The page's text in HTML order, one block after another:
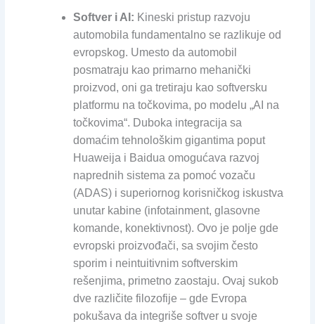
Softver i AI: Kineski pristup razvoju
automobila fundamentalno se razlikuje od
evropskog. Umesto da automobil
posmatraju kao primarno mehanički
proizvod, oni ga tretiraju kao softversku
platformu na točkovima, po modelu „AI na
točkovima“. Duboka integracija sa
domaćim tehnološkim gigantima poput
Huaweija i Baidua omogućava razvoj
naprednih sistema za pomoć vozaču
(ADAS) i superiornog korisničkog iskustva
unutar kabine (infotainment, glasovne
komande, konektivnost). Ovo je polje gde
evropski proizvođači, sa svojim često
sporim i neintuitivnim softverskim
rešenjima, primetno zaostaju. Ovaj sukob
dve različite filozofije – gde Evropa
pokušava da integriše softver u svoje